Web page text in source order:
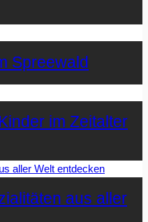
Spreewald
im Zeitalter
aus aller